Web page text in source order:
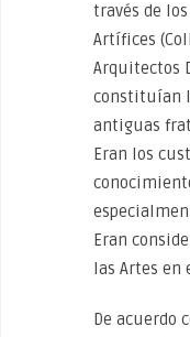
través de
Artífices
Arquitectos
constituían
antiguas
Eran los
Eran
las Artes en
De acuerdo